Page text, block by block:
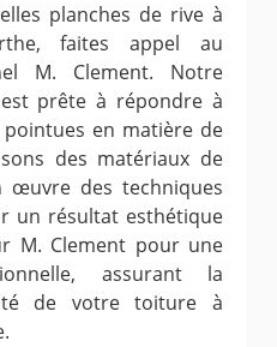
planches de rive à
faites appel au
M. Clement. Notre
prête à répondre à
pointues en matière de
des matériaux de
des techniques
un résultat esthétique
M. Clement pour une
assurant la
de votre toiture à